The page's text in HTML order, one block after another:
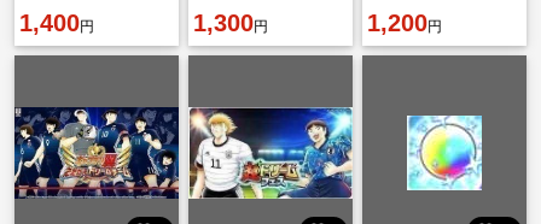
1,400円 1,300円 1,200円